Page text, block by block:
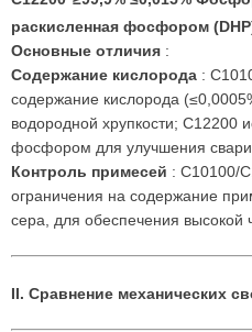
раскисленная фосфором
Основные отличия :
Содержание кислорода :
содержание кислорода
водородной хрупкости; C12200
фосфором для улучшения
Контроль примесей : C10100/
ограничения на содержание
сера, для обеспечения высокой
II. Сравнение механических